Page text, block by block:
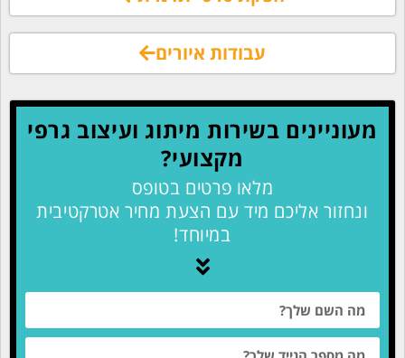
עבודות איורים
מעוניינים בשירות מיתוג ועיצוב גרפי
מקצועי?
מלאו פרטים בטופס
ונחזור אליכם מיד עם הצעת מחיר אטרקטיבית
במיוחד!